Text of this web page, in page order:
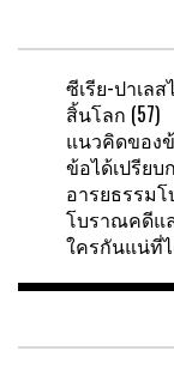
ซีเรีย-ปาเ
สิ้นโลก (57)
แนวคิดของ
ข้อได้เปรีย
อารยธรรม
โบราณคดีแ
ใครกันแน่ที่